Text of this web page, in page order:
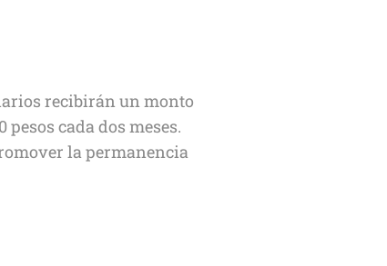
recibirán un monto
cada dos meses.
la permanencia